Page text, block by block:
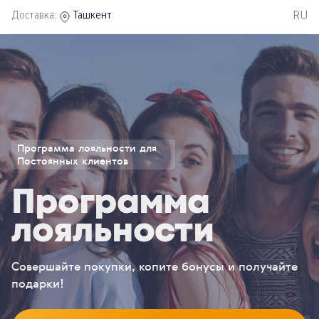
Доставка: Ташкент RU
Программа лояльности для
Постоянных клиентов
Программа
лояльности
Совершайте покупки, копите бонусы и получайте
подарки!